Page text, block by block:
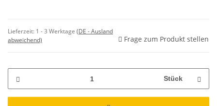
Lieferzeit: 1 - 3 Werktage (DE - Ausland
abweichend)
Frage zum Produkt stellen
Stück